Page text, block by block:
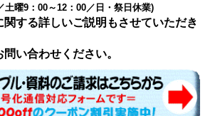
土曜9：00～12：00／日・祭日休業)
する詳しいご説明もさせていただき
い合わせください。